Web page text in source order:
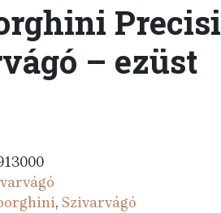
– ezüst
, Szivarvágó